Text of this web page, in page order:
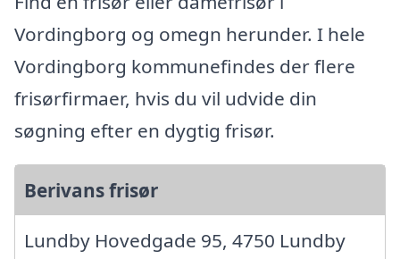
Vordingborg og omegn herunder. I hele
Vordingborg kommunefindes der flere
frisørfirmaer, hvis du vil udvide din
søgning efter en dygtig frisør.
Berivans frisør
Lundby Hovedgade 95, 4750 Lundby